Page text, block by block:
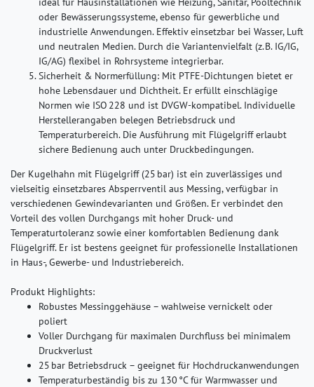
oder Bewässerungssysteme, ebenso für gewerbliche und
industrielle Anwendungen. Effektiv einsetzbar bei Wasser, Luft
und neutralen Medien. Durch die Variantenvielfalt (z. B. IG/IG,
IG/AG) flexibel in Rohrsysteme integrierbar.
Sicherheit & Normerfüllung: Mit PTFE-Dichtungen bietet er
hohe Lebensdauer und Dichtheit. Er erfüllt einschlägige
Normen wie ISO 228 und ist DVGW-kompatibel. Individuelle
Herstellerangaben belegen Betriebsdruck und
Temperaturbereich. Die Ausführung mit Flügelgriff erlaubt
sichere Bedienung auch unter Druckbedingungen.
Der Kugelhahn mit Flügelgriff (25 bar) ist ein zuverlässiges und
vielseitig einsetzbares Absperrventil aus Messing, verfügbar in
verschiedenen Gewindevarianten und Größen. Er verbindet den
Vorteil des vollen Durchgangs mit hoher Druck- und
Temperaturtoleranz sowie einer komfortablen Bedienung dank
Flügelgriff. Er ist bestens geeignet für professionelle Installationen
in Haus-, Gewerbe- und Industriebereich.
Produkt Highlights:
Robustes Messinggehäuse – wahlweise vernickelt oder
poliert
Voller Durchgang für maximalen Durchfluss bei minimalem
Druckverlust
25 bar Betriebsdruck – geeignet für Hochdruckanwendungen
Temperaturbeständig bis zu 130 °C für Warmwasser und